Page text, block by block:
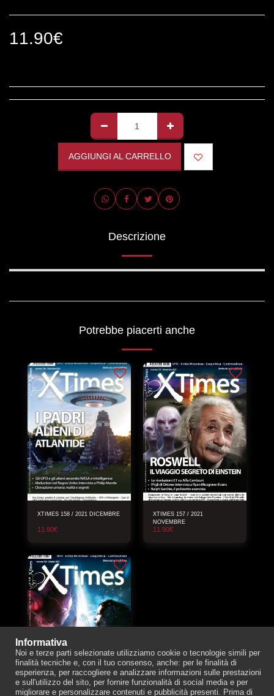
Informativa
Noi e terze parti selezionate utilizziamo cookie o tecnologie simili per
finalità tecniche e, con il tuo consenso, anche: per le finalità di
esperienza, per raccogliere e analizzare informazioni sulle prestazioni
e sull'utilizzo del sito, per fornire funzionalità di social media e per
migliorare e personalizzare contenuti e pubblicità presenti. Prima di
11.90€
AGGIUNGI AL CARRELLO
Descrizione
Potrebbe piacerti anche
XTIMES 158 / 2021 DICEMBRE
11.90€
XTIMES 157 / 2021
NOVEMBRE
11.90€